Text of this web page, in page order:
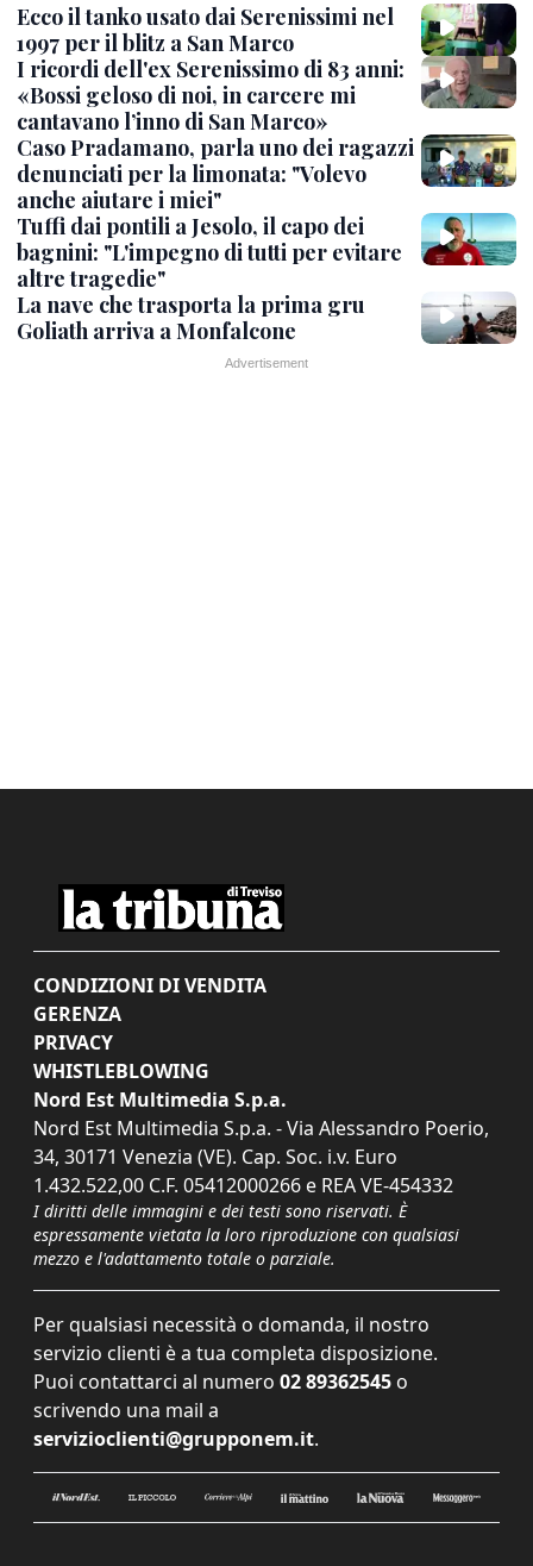
Ecco il tanko usato dai Serenissimi nel
1997 per il blitz a San Marco
I ricordi dell'ex Serenissimo di 83 anni:
«Bossi geloso di noi, in carcere mi
cantavano l’inno di San Marco»
Caso Pradamano, parla uno dei ragazzi
denunciati per la limonata: "Volevo
anche aiutare i miei"
Tuffi dai pontili a Jesolo, il capo dei
bagnini: "L'impegno di tutti per evitare
altre tragedie"
La nave che trasporta la prima gru
Goliath arriva a Monfalcone
CONDIZIONI DI VENDITA
GERENZA
PRIVACY
WHISTLEBLOWING
Nord Est Multimedia S.p.a.
Nord Est Multimedia S.p.a. - Via Alessandro Poerio,
34, 30171 Venezia (VE). Cap. Soc. i.v. Euro
1.432.522,00 C.F. 05412000266 e REA VE-454332
I diritti delle immagini e dei testi sono riservati. È
espressamente vietata la loro riproduzione con qualsiasi
mezzo e l'adattamento totale o parziale.
Per qualsiasi necessità o domanda, il nostro
servizio clienti è a tua completa disposizione.
Puoi contattarci al numero 02 89362545 o
scrivendo una mail a
servizioclienti@grupponem.it.